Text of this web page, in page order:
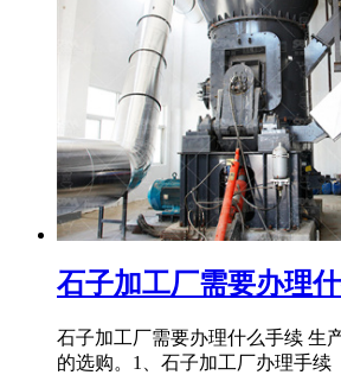
石子加工厂需要办理
石子加工厂需要办理什么手续 生
的选购。1、石子加工厂办理手续